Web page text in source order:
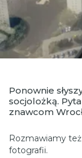
Ponownie
socjolożką.
znawcom
Rozmawiamy
fotografii.